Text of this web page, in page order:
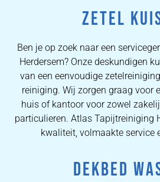
ZETEL
Ben je op zoek naar een
Herdersem? Onze deskundigen
van een eenvoudige
reiniging. Wij zorgen graag voor
huis of kantoor voor zowel
particulieren. Atlas Tapijtreiniging
kwaliteit, volmaakte service
DEKBED